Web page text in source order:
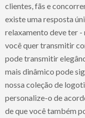
clientes, fãs e
existe uma resposta
relaxamento deve ter -
você quer transmitir
pode transmitir
mais dinâmico pode
nossa coleção de
personalize-o de
de que você também